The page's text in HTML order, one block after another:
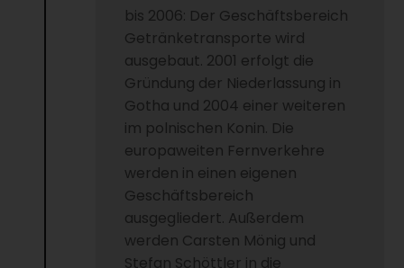
bis 2006: Der Geschäftsbereich
Getränketransporte wird
ausgebaut. 2001 erfolgt die
Gründung der Niederlassung in
Gotha und 2004 einer weiteren
im polnischen Konin. Die
europaweiten Fernverkehre
werden in einen eigenen
Geschäftsbereich
ausgegliedert. Außerdem
werden Carsten Mönig und
Stefan Schöttler in die